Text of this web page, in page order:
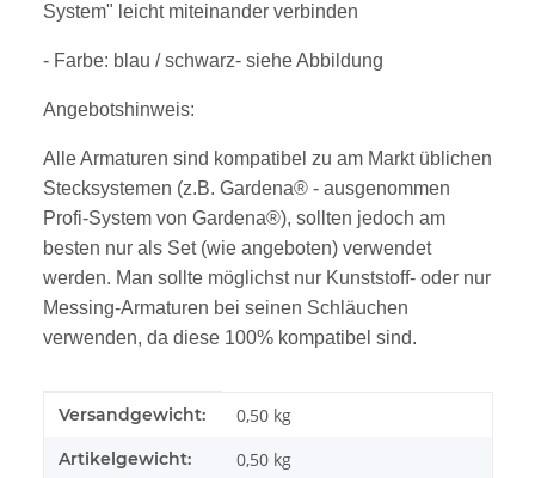
System" leicht miteinander verbinden
- Farbe: blau / schwarz- siehe Abbildung
Angebotshinweis:
Alle Armaturen sind kompatibel zu am Markt üblichen
Stecksystemen (z.B. Gardena® - ausgenommen
Profi-System von Gardena®), sollten jedoch am
besten nur als Set (wie angeboten) verwendet
werden. Man sollte möglichst nur Kunststoff- oder nur
Messing-Armaturen bei seinen Schläuchen
verwenden, da diese 100% kompatibel sind.
Produkteigenschaft
Wert
Versandgewicht: 0,50 kg
Artikelgewicht: 0,50 kg